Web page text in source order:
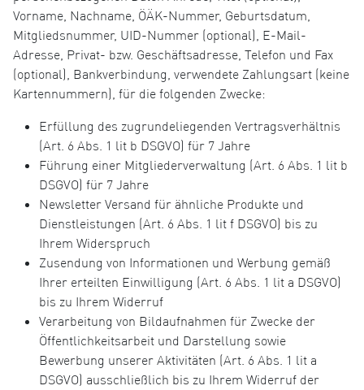
Vorname, Nachname, ÖÄK-Nummer, Geburtsdatum,
Mitgliedsnummer, UID-Nummer (optional), E-Mail-
Adresse, Privat- bzw. Geschäftsadresse, Telefon und Fax
(optional), Bankverbindung, verwendete Zahlungsart (keine
Kartennummern), für die folgenden Zwecke:
Erfüllung des zugrundeliegenden Vertragsverhältnis
(Art. 6 Abs. 1 lit b DSGVO) für 7 Jahre
Führung einer Mitgliederverwaltung (Art. 6 Abs. 1 lit b
DSGVO) für 7 Jahre
Newsletter Versand für ähnliche Produkte und
Dienstleistungen (Art. 6 Abs. 1 lit f DSGVO) bis zu
Ihrem Widerspruch
Zusendung von Informationen und Werbung gemäß
Ihrer erteilten Einwilligung (Art. 6 Abs. 1 lit a DSGVO)
bis zu Ihrem Widerruf
Verarbeitung von Bildaufnahmen für Zwecke der
Öffentlichkeitsarbeit und Darstellung sowie
Bewerbung unserer Aktivitäten (Art. 6 Abs. 1 lit a
DSGVO) ausschließlich bis zu Ihrem Widerruf der